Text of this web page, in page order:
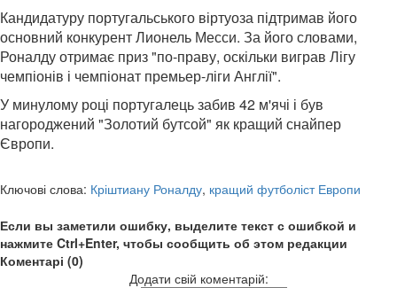
Кандидатуру португальського віртуоза підтримав його
основний конкурент Лионель Месси. За його словами,
Роналду отримає приз "по-праву, оскільки виграв Лігу
чемпіонів і чемпіонат премьер-ліги Англії".
У минулому році португалець забив 42 м'ячі і був
нагороджений "Золотий бутсой" як кращий снайпер
Європи.
Ключові слова: Кріштиану Роналду, кращий футболіст Европи
Если вы заметили ошибку, выделите текст с ошибкой и
нажмите Ctrl+Enter, чтобы сообщить об этом редакции
Коментарі (0)
Додати свій коментарій: